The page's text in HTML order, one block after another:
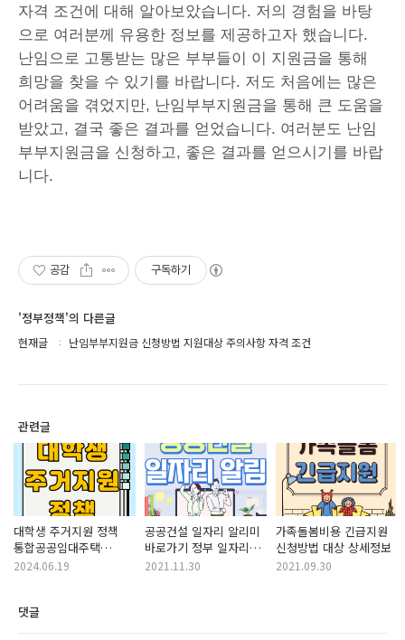
자격 조건에 대해 알아보았습니다. 저의 경험을 바탕
으로 여러분께 유용한 정보를 제공하고자 했습니다.
난임으로 고통받는 많은 부부들이 이 지원금을 통해
희망을 찾을 수 있기를 바랍니다. 저도 처음에는 많은
어려움을 겪었지만, 난임부부지원금을 통해 큰 도움을
받았고, 결국 좋은 결과를 얻었습니다. 여러분도 난임
부부지원금을 신청하고, 좋은 결과를 얻으시기를 바랍
니다.
공감 구독하기
'정부정책'의 다른글
현재글 난임부부지원금 신청방법 지원대상 주의사항 자격 조건
관련글
대학생 주거지원 정책
통합공공임대주택
행복주택 공공기숙사
2024.06.19
공공건설 일자리 알리미
바로가기 정부 일자리
사업
2021.11.30
가족돌봄비용 긴급지원
신청방법 대상 상세정보
2021.09.30
댓글